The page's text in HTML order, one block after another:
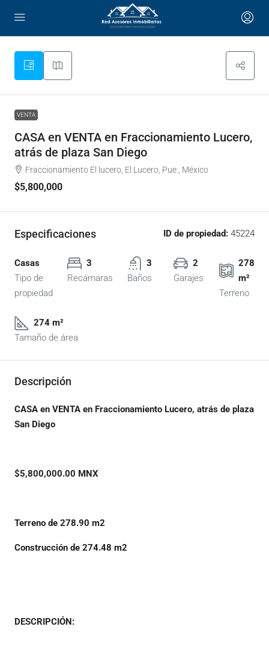
VENTA
CASA en VENTA en Fraccionamiento Lucero,
atrás de plaza San Diego
Fraccionamiento El lucero, El Lucero, Pue., México
$5,800,000
Especificaciones ID de propiedad: 45224
Casas
Tipo de
propiedad
3
Recámaras
3
Baños
2
Garajes
278
m²
Terreno
274 m²
Tamaño de área
Descripción
CASA en VENTA en Fraccionamiento Lucero, atrás de plaza
San Diego
$5,800,000.00 MNX
Terreno de 278.90 m2
Construcción de 274.48 m2
DESCRIPCIÓN: